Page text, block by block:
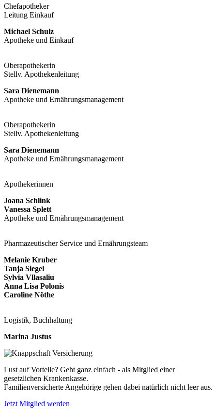
Chefapotheker
Leitung Einkauf
Michael Schulz
Apotheke und Einkauf
Oberapothekerin
Stellv. Apothekenleitung
Sara Dienemann
Apotheke und Ernährungsmanagement
Oberapothekerin
Stellv. Apothekenleitung
Sara Dienemann
Apotheke und Ernährungsmanagement
Apothekerinnen
Joana Schlink
Vanessa Splett
Apotheke und Ernährungsmanagement
Pharmazeutischer Service und Ernährungsteam
Melanie Kruber
Tanja Siegel
Sylvia Vllasaliu
Anna Lisa Polonis
Caroline Nöthe
Logistik, Buchhaltung
Marina Justus
Lust auf Vorteile? Geht ganz einfach - als Mitglied einer
gesetzlichen Krankenkasse.
Familienversicherte Angehörige gehen dabei natürlich nicht leer aus.
Jetzt Mitglied werden